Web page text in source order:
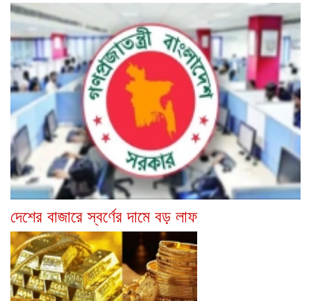
দেশের বাজারে স্বর্ণের দামে বড় লাফ